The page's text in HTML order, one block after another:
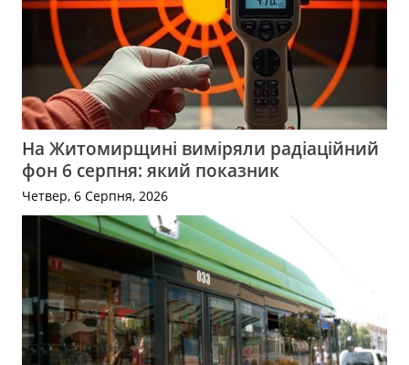
На Житомирщині виміряли радіаційний
фон 6 серпня: який показник
Четвер, 6 Серпня, 2026